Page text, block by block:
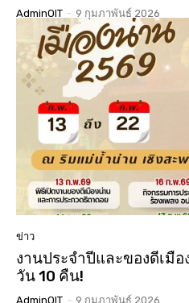
AdminOIT - 9 กุมภาพันธ์ 2026
ข่าว
งานประจำปีและของดีเมื
วัน 10 คืน!
AdminOIT - 9 กุมภาพันธ์ 2026